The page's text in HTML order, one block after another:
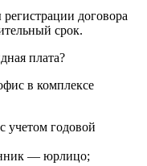
договора
срок.
плата?
в комплексе
учетом годовой
— юрлицо;